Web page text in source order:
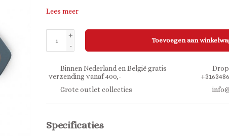
Lees meer
+
-
Toevoegen aan
Binnen Nederland en België gratis
verzending vanaf 400,-
Grote outlet collecties
Specificaties